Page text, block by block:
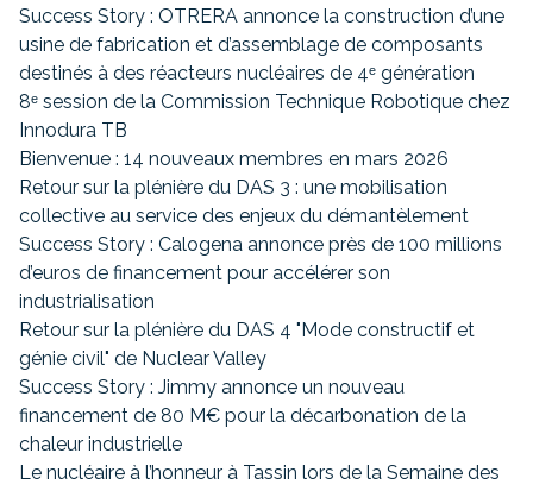
Success Story : OTRERA annonce la construction d’une
usine de fabrication et d’assemblage de composants
destinés à des réacteurs nucléaires de 4ᵉ génération
8ᵉ session de la Commission Technique Robotique chez
Innodura TB
Bienvenue : 14 nouveaux membres en mars 2026
Retour sur la plénière du DAS 3 : une mobilisation
collective au service des enjeux du démantèlement
Success Story : Calogena annonce près de 100 millions
d’euros de financement pour accélérer son
industrialisation
Retour sur la plénière du DAS 4 "Mode constructif et
génie civil" de Nuclear Valley
Success Story : Jimmy annonce un nouveau
financement de 80 M€ pour la décarbonation de la
chaleur industrielle
Le nucléaire à l’honneur à Tassin lors de la Semaine des